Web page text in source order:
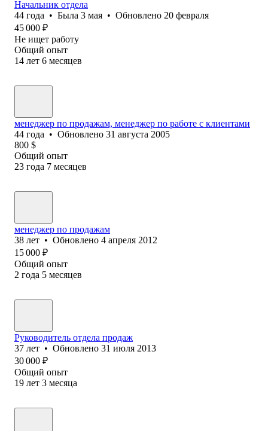
Начальник отдела
44 года • Была 3 мая • Обновлено 20 февраля
45 000 ₽
Не ищет работу
Общий опыт
14 лет 6 месяцев
менеджер по продажам, менеджер по работе с клиентами
44 года • Обновлено 31 августа 2005
800 $
Общий опыт
23 года 7 месяцев
менеджер по продажам
38 лет • Обновлено 4 апреля 2012
15 000 ₽
Общий опыт
2 года 5 месяцев
Руководитель отдела продаж
37 лет • Обновлено 31 июля 2013
30 000 ₽
Общий опыт
19 лет 3 месяца